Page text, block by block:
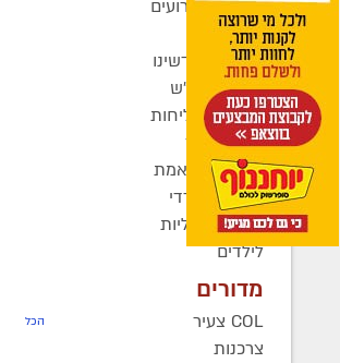
כינוסים ואירועים
קהילות
בחצרות קדשינו
שמחות אנ"ש
יוצאים לשליחות
נשות חב"ד
ברוך דיין האמת
בעולם החרדי
חדשות כלליות
לילדים
מדורים
COL צעיר הכל
צרכנות